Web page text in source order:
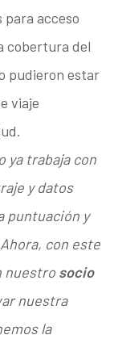
acceso
cobertura del
pudieron estar
viaje
ya trabaja con
y datos
puntuación y
con este
nuestro socio
nuestra
la